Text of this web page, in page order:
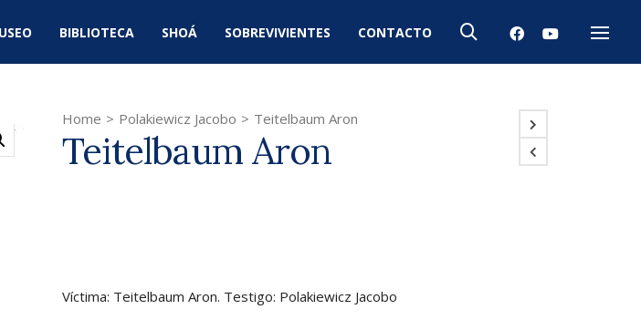
BIBLIOTECA SHOÁ SOBREVIVIENTES CONTACTO
Menú
Home > Polakiewicz Jacobo > Teitelbaum Aron
Teitelbaum Aron
Víctima: Teitelbaum Aron. Testigo: Polakiewicz Jacobo